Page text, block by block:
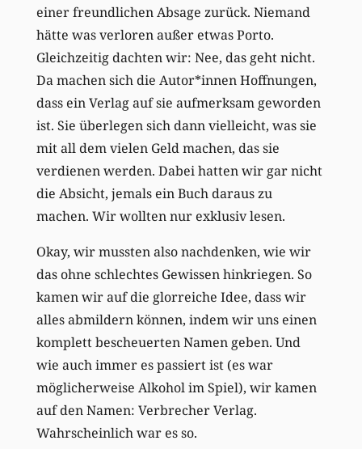
einer freundlichen Absage zurück. Niemand
hätte was verloren außer etwas Porto.
Gleichzeitig dachten wir: Nee, das geht nicht.
Da machen sich die Autor*innen Hoffnungen,
dass ein Verlag auf sie aufmerksam geworden
ist. Sie überlegen sich dann vielleicht, was sie
mit all dem vielen Geld machen, das sie
verdienen werden. Dabei hatten wir gar nicht
die Absicht, jemals ein Buch daraus zu
machen. Wir wollten nur exklusiv lesen.
Okay, wir mussten also nachdenken, wie wir
das ohne schlechtes Gewissen hinkriegen. So
kamen wir auf die glorreiche Idee, dass wir
alles abmildern können, indem wir uns einen
komplett bescheuerten Namen geben. Und
wie auch immer es passiert ist (es war
möglicherweise Alkohol im Spiel), wir kamen
auf den Namen: Verbrecher Verlag.
Wahrscheinlich war es so.